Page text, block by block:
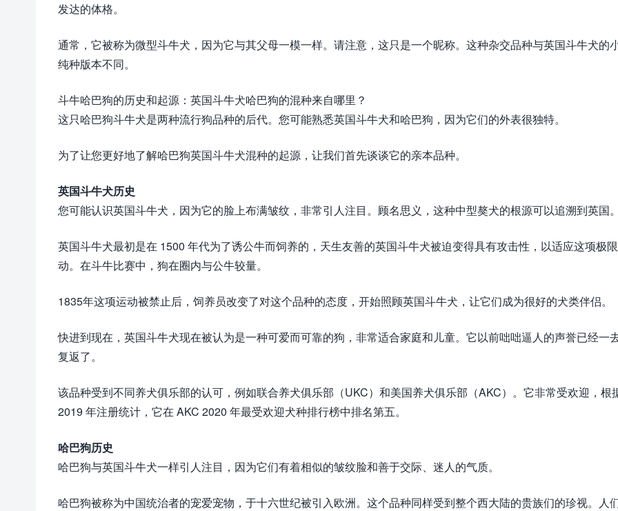
发达的体格。
通常，它被称为微型斗牛犬，因为它与其父母一模一样。请注意，这只是一个昵称。这种杂交品种与英国斗牛犬的
纯种版本不同。
斗牛哈巴狗的历史和起源：英国斗牛犬哈巴狗的混种来自哪里？
这只哈巴狗斗牛犬是两种流行狗品种的后代。您可能熟悉英国斗牛犬和哈巴狗，因为它们的外表很独特。
为了让您更好地了解哈巴狗英国斗牛犬混种的起源，让我们首先谈谈它的亲本品种。
英国斗牛犬历史
您可能认识英国斗牛犬，因为它的脸上布满皱纹，非常引人注目。顾名思义，这种中型獒犬的根源可以追溯到英国
英国斗牛犬最初是在 1500 年代为了诱公牛而饲养的，天生友善的英国斗牛犬被迫变得具有攻击性，以适应这项极
动。在斗牛比赛中，狗在圈内与公牛较量。
1835年这项运动被禁止后，饲养员改变了对这个品种的态度，开始照顾英国斗牛犬，让它们成为很好的犬类伴侣。
快进到现在，英国斗牛犬现在被认为是一种可爱而可靠的狗，非常适合家庭和儿童。它以前咄咄逼人的声誉已经一
复返了。
该品种受到不同养犬俱乐部的认可，例如联合养犬俱乐部（UKC）和美国养犬俱乐部（AKC）。它非常受欢迎，根
2019 年注册统计，它在 AKC 2020 年最受欢迎犬种排行榜中排名第五。
哈巴狗历史
哈巴狗与英国斗牛犬一样引人注目，因为它们有着相似的皱纹脸和善于交际、迷人的气质。
哈巴狗被称为中国统治者的宠爱宠物，于十六世纪被引入欧洲。这个品种同样受到整个西大陆的贵族们的珍视。人